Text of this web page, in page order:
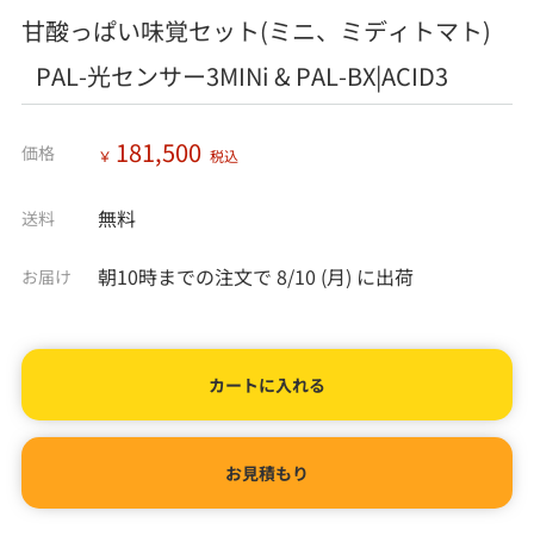
甘酸っぱい味覚セット(ミニ、ミディトマト)
PAL-光センサー3MINi & PAL-BX|ACID3
価格 ￥ 181,500 税込
送料 無料
お届け 朝10時までの注文で 8/10 (月) に出荷
カートに入れる
お見積もり